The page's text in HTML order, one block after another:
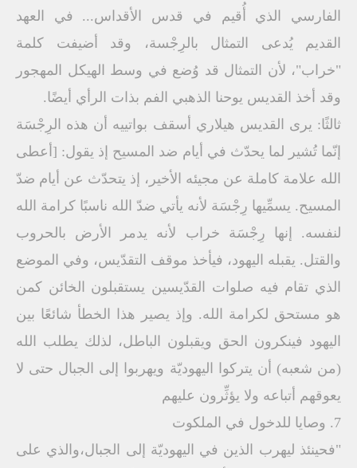
الفارسي الذي أُقيم في قدس الأقداس... في العهد
القديم يُدعى التمثال بالرِجْسة، وقد أضيفت كلمة
"خراب"، لأن التمثال قد وُضع في وسط الهيكل المهجور
وقد أخذ القديس يوحنا الذهبي الفم بذات الرأي أيضًا.
ثالثًا: يرى القديس هيلاري أسقف بواتييه أن هذه الرِجْسَة
إنّما تُشير لما يحدّث في أيام ضد المسيح إذ يقول: [أعطى
الله علامة كاملة عن مجيئه الأخير، إذ يتحدّث عن أيام ضدّ
المسيح. يسمِّيها رِجْسَة لأنه يأتي ضدّ الله ناسبًا كرامة الله
لنفسه. إنها رِجْسَة خراب لأنه يدمر الأرض بالحروب
والقتل. يقبله اليهود، فيأخذ موقف التقدّيس، وفي الموضع
الذي تقام فيه صلوات القدّيسين يستقبلون الخائن كمن
هو مستحق لكرامة الله. وإذ يصير هذا الخطأ شائعًا بين
اليهود فينكرون الحق ويقبلون الباطل، لذلك يطلب الله
(من شعبه) أن يتركوا اليهوديّة ويهربوا إلى الجبال حتى لا
يعوقهم أتباعه ولا يؤثِّرون عليهم
7. وصايا للدخول في الملكوت
"فحينئذ ليهرب الذين في اليهوديّة إلى الجبال،والذي على